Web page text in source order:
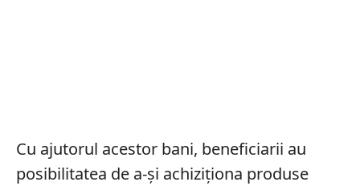
Cu ajutorul acestor bani, beneficiarii au
posibilitatea de a-și achiziționa produse